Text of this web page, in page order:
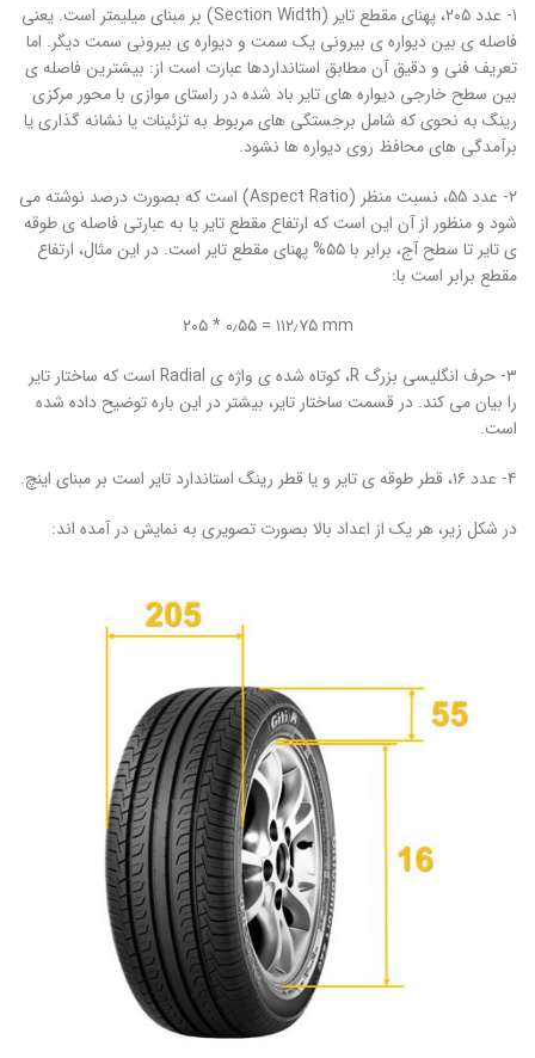
۱- عدد ۲۰۵، پهنای مقطع تایر (Section Width) بر مبنای میلیمتر است. یعنی
فاصله ی بین دیواره ی بیرونی یک سمت و دیواره ی بیرونی سمت دیگر. اما
تعریف فنی و دقیق آن مطابق استانداردها عبارت است از: بیشترین فاصله ی
بین سطح خارجی دیواره های تایر باد شده در راستای موازی با محور مرکزی
رینگ به نحوی که شامل برجستگی های مربوط به تزئینات یا نشانه گذاری یا
برآمدگی های محافظ روی دیواره ها نشود.
۲- عدد ۵۵، نسبت منظر (Aspect Ratio) است که بصورت درصد نوشته می
شود و منظور از آن این است که ارتفاع مقطع تایر یا به عبارتی فاصله ی طوقه
ی تایر تا سطح آج، برابر با ۵۵% پهنای مقطع تایر است. در این مثال، ارتفاع
مقطع برابر است با:
۲۰۵ * ۰٫۵۵ = ۱۱۲٫۷۵ mm
۳- حرف انگلیسی بزرگ R، کوتاه شده ی واژه ی Radial است که ساختار تایر
را بیان می کند. در قسمت ساختار تایر، بیشتر در این باره توضیح داده شده
است.
۴- عدد ۱۶، قطر طوقه ی تایر و یا قطر رینگ استاندارد تایر است بر مبنای اینچ.
در شکل زیر، هر یک از اعداد بالا بصورت تصویری به نمایش در آمده اند: